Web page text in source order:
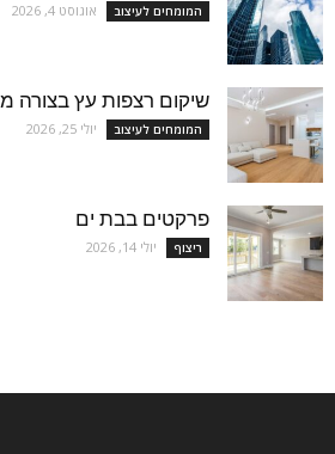
המומחים לעיצוב אוגוסט 4, 2026
שיקום רצפות עץ בצורה
המומחים לעיצוב יולי 25, 2026
פרקטים בבת ים
ריצוף יולי 14, 2026